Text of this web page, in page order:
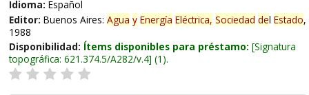
Idioma: Español
Editor: Buenos Aires: Agua y Energía Eléctrica, Sociedad del Estado,
1988
Disponibilidad: Ítems disponibles para préstamo: Signatura
topográfica: 621.374.5/A282/v.4 (1).